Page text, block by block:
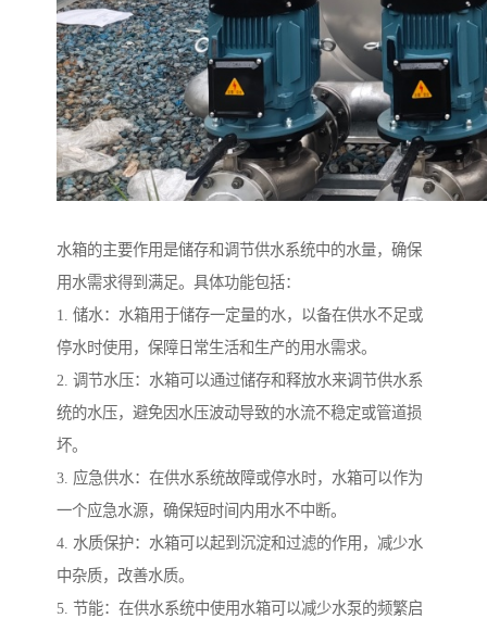
水箱的主要作用是储存和调节供水系统中的水量，确保
用水需求得到满足。具体功能包括：
1. 储水：水箱用于储存一定量的水，以备在供水不足或
停水时使用，保障日常生活和生产的用水需求。
2. 调节水压：水箱可以通过储存和释放水来调节供水系
统的水压，避免因水压波动导致的水流不稳定或管道损
坏。
3. 应急供水：在供水系统故障或停水时，水箱可以作为
一个应急水源，确保短时间内用水不中断。
4. 水质保护：水箱可以起到沉淀和过滤的作用，减少水
中杂质，改善水质。
5. 节能：在供水系统中使用水箱可以减少水泵的频繁启